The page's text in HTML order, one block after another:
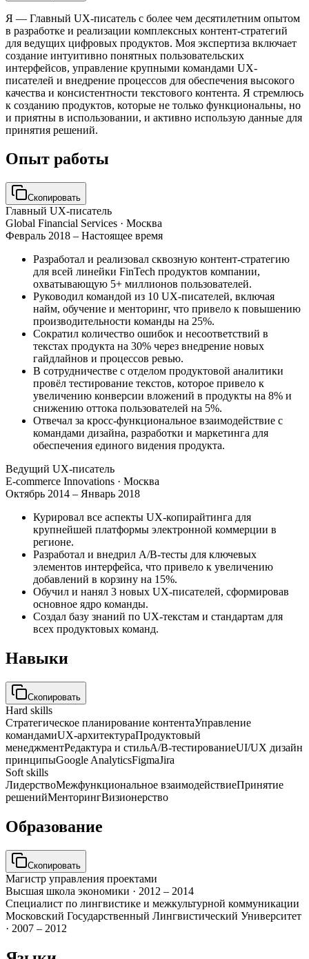
Я — Главный UX-писатель с более чем десятилетним опытом
в разработке и реализации комплексных контент-стратегий
для ведущих цифровых продуктов. Моя экспертиза включает
создание интуитивно понятных пользовательских
интерфейсов, управление крупными командами UX-
писателей и внедрение процессов для обеспечения высокого
качества и консистентности текстового контента. Я стремлюсь
к созданию продуктов, которые не только функциональны, но
и приятны в использовании, и активно использую данные для
принятия решений.
Опыт работы
Скопировать
Главный UX-писатель
Global Financial Services · Москва
Февраль 2018 – Настоящее время
Разработал и реализовал сквозную контент-стратегию
для всей линейки FinTech продуктов компании,
охватывающую 5+ миллионов пользователей.
Руководил командой из 10 UX-писателей, включая
найм, обучение и менторинг, что привело к повышению
производительности команды на 25%.
Сократил количество ошибок и несоответствий в
текстах продукта на 30% через внедрение новых
гайдлайнов и процессов ревью.
В сотрудничестве с отделом продуктовой аналитики
провёл тестирование текстов, которое привело к
увеличению конверсии вложений в продукты на 8% и
снижению оттока пользователей на 5%.
Отвечал за кросс-функциональное взаимодействие с
командами дизайна, разработки и маркетинга для
обеспечения единого видения продукта.
Ведущий UX-писатель
E-commerce Innovations · Москва
Октябрь 2014 – Январь 2018
Курировал все аспекты UX-копирайтинга для
крупнейшей платформы электронной коммерции в
регионе.
Разработал и внедрил A/B-тесты для ключевых
элементов интерфейса, что привело к увеличению
добавлений в корзину на 15%.
Обучил и нанял 3 новых UX-писателей, сформировав
основное ядро команды.
Создал базу знаний по UX-текстам и стандартам для
всех продуктовых команд.
Навыки
Скопировать
Hard skills
Стратегическое планирование контентаУправление
командамиUX-архитектураПродуктовый
менеджментРедактура и стильA/B-тестированиеUI/UX дизайн
принципыGoogle AnalyticsFigmaJira
Soft skills
ЛидерствоМежфункциональное взаимодействиеПринятие
решенийМенторингВизионерство
Образование
Скопировать
Магистр управления проектами
Высшая школа экономики · 2012 – 2014
Специалист по лингвистике и межкультурной коммуникации
Московский Государственный Лингвистический Университет
· 2007 – 2012